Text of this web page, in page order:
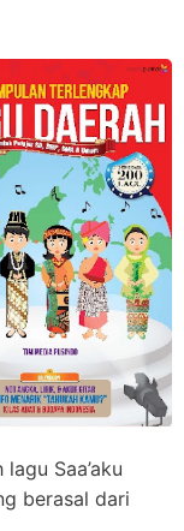
Saa’aku
berasal dari